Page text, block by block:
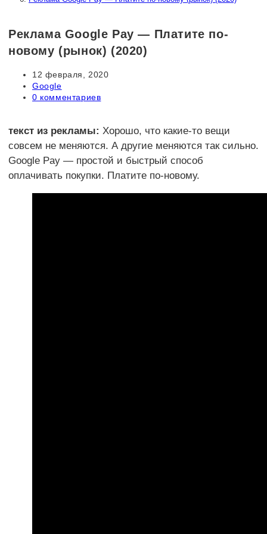
Реклама Google Pay — Платите по-
новому (рынок) (2020)
Запись
опубликована:
12 февраля, 2020
Рубрика
записи:
Google
Комментарии
0 комментариев
текст из рекламы: Хорошо, что какие-то вещи
совсем не меняются. А другие меняются так сильно.
Google Pay — простой и быстрый способ
оплачивать покупки. Платите по-новому.